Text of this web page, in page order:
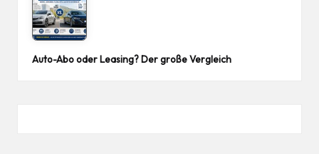
Auto-Abo oder Leasing? Der große Vergleich